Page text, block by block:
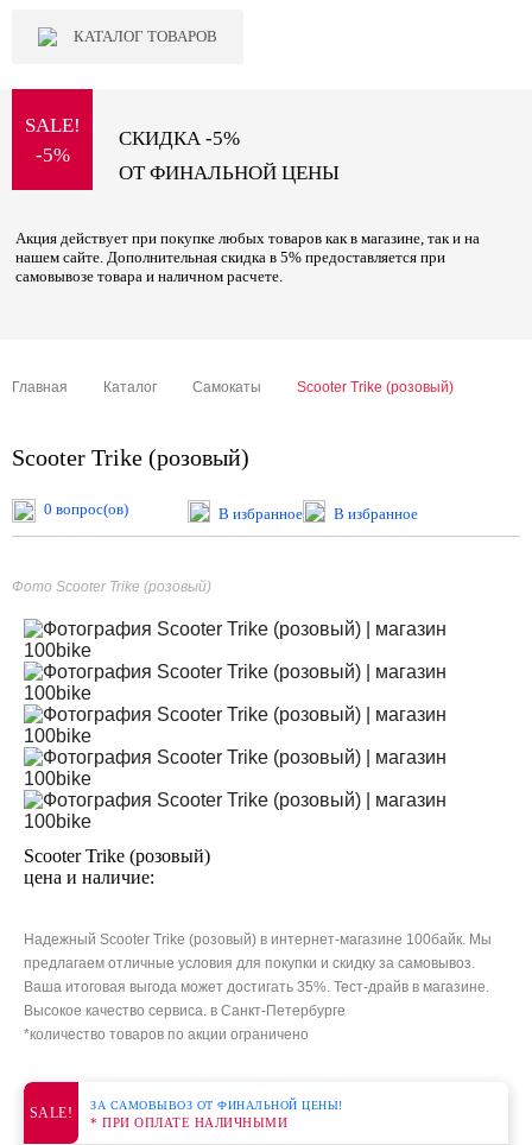
КАТАЛОГ ТОВАРОВ
SALE!
-5%
СКИДКА -5%
ОТ ФИНАЛЬНОЙ ЦЕНЫ
Акция действует при покупке любых товаров как в магазине, так и на
нашем сайте. Дополнительная скидка в 5% предоставляется при
самовывозе товара и наличном расчете.
Главная Каталог Самокаты Scooter Trike (розовый)
Scooter Trike (розовый)
0 вопрос(ов) В избранное В избранное
Фото Scooter Trike (розовый)
Scooter Trike (розовый)
цена и наличие:
Надежный Scooter Trike (розовый) в интернет-магазине 100байк. Мы
предлагаем отличные условия для покупки и скидку за самовывоз.
Ваша итоговая выгода может достигать 35%. Тест-драйв в магазине.
Высокое качество сервиса. в Санкт-Петербурге
*количество товаров по акции ограничено
SALE! ЗА САМОВЫВОЗ ОТ ФИНАЛЬНОЙ ЦЕНЫ!
* ПРИ ОПЛАТЕ НАЛИЧНЫМИ